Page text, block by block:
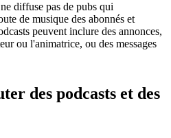
diffuse pas de pubs qui
de musique des abonnés et
peuvent inclure des annonces,
ou l'animatrice, ou des messages
des podcasts et des